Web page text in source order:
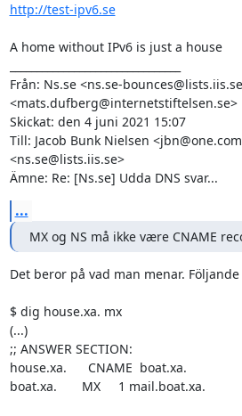
http://test-ipv6.se
A home without IPv6 is just a house
Från: Ns.se <ns.se-
<mats.dufberg@internetstiftelsen.se>
Skickat: den 4 juni 2021 15:07
Till: Jacob Bunk Nielsen
<ns.se@lists.iis.se>
Ämne: Re: [Ns.se] Udda DNS svar...
...
MX og NS må ikke være CNAME
Det beror på vad man menar.
$ dig house.xa. mx
(...)
;; ANSWER SECTION:
house.xa.      CNAME  boat.xa.
boat.xa.       MX     1 mail.boat.xa.